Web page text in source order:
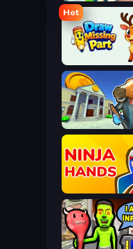
Hot
Bank Robbery 3
Ninja Hands